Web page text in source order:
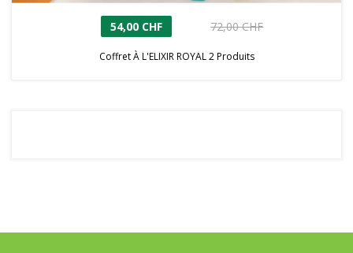
54,00 CHF 72,00 CHF
Coffret À L'ELIXIR ROYAL 2 Produits